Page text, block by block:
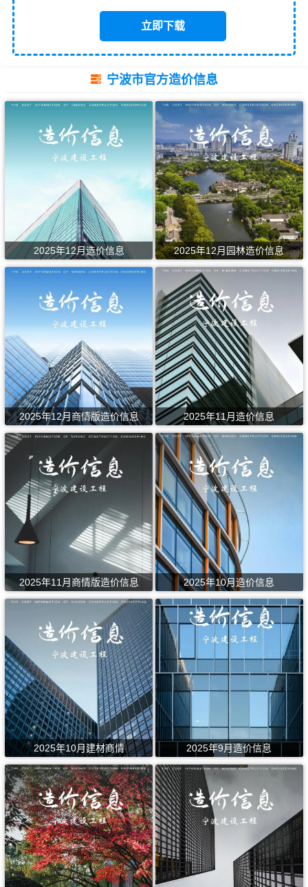
立即下载
宁波市官方造价信息
2025年12月造价信息 2025年12月园林造价信息
2025年12月商情版造价信息 2025年11月造价信息
2025年11月商情版造价信息 2025年10月造价信息
2025年10月建材商情 2025年9月造价信息